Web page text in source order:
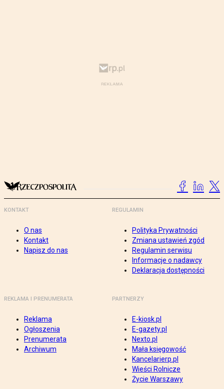
KONTAKT
O nas
Kontakt
Napisz do nas
REGULAMIN
Polityka Prywatności
Zmiana ustawień zgód
Regulamin serwisu
Informacje o nadawcy
Deklaracja dostępności
REKLAMA I PRENUMERATA
Reklama
Ogłoszenia
Prenumerata
Archiwum
PARTNERZY
E-kiosk.pl
E-gazety.pl
Nexto.pl
Mała księgowość
Kancelarierp.pl
Wieści Rolnicze
Życie Warszawy